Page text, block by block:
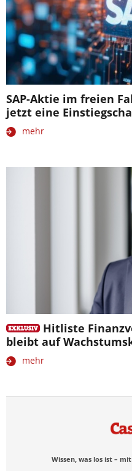
SAP-Aktie im freien
jetzt eine
mehr
Hitliste
bleibt auf
mehr
Wissen, was los ist –